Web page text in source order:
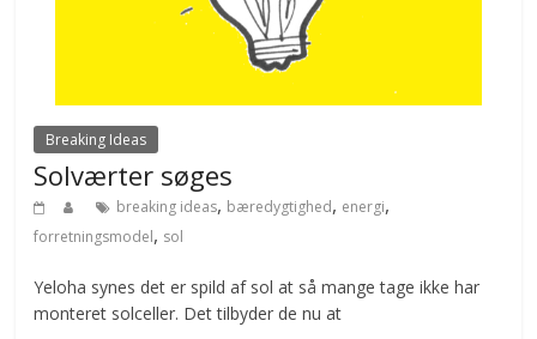
Breaking Ideas
Solværter søges
breaking ideas, bæredygtighed, energi,
forretningsmodel, sol
Yeloha synes det er spild af sol at så mange tage ikke har
monteret solceller. Det tilbyder de nu at